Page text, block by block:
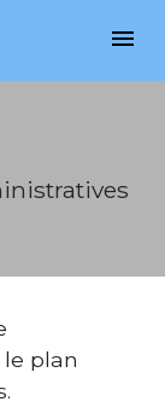
menu
plan